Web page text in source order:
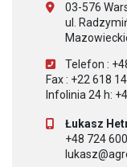
03-576
ul.
Telefon :
Fax : +22 618
Infolinia 24 h:
Łukasz
+48 724